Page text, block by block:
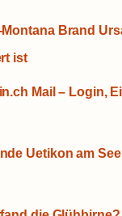
Brand
ist
Mail – Login,
Uetikon am